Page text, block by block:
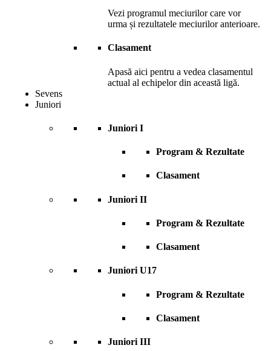
Vezi programul meciurilor care vor
urma și rezultatele meciurilor anterioare.
Clasament
Apasă aici pentru a vedea clasamentul
actual al echipelor din această ligă.
Sevens
Juniori
Juniori I
Program & Rezultate
Clasament
Juniori II
Program & Rezultate
Clasament
Juniori U17
Program & Rezultate
Clasament
Juniori III